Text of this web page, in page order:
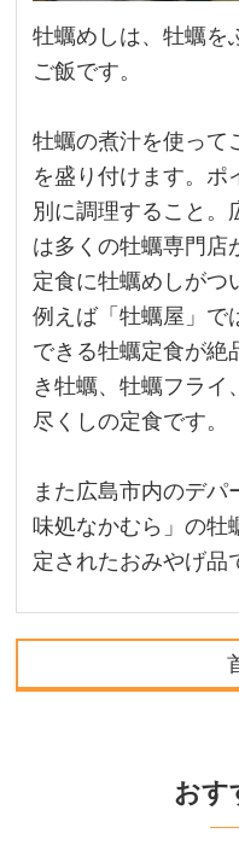
牡蠣めしは、牡蠣を
ご飯です。
牡蠣の煮汁を使って
を盛り付けます。ポ
別に調理すること。
は多くの牡蠣専門店
定食に牡蠣めしがつ
例えば「牡蠣屋」で
できる牡蠣定食が絶
き牡蠣、牡蠣フライ
尽くしの定食です。
また広島市内のデパ
味処なかむら」の牡
定されたおみやげ品
おす